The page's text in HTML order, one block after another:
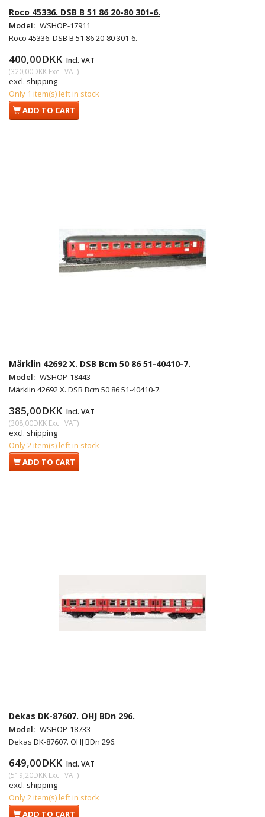
Roco 45336. DSB B 51 86 20-80 301-6.
Model: WSHOP-17911
Roco 45336. DSB B 51 86 20-80 301-6.
400,00DKK Incl. VAT
(320,00DKK Excl. VAT)
excl. shipping
Only 1 item(s) left in stock
ADD TO CART
Märklin 42692 X. DSB Bcm 50 86 51-40410-7.
Model: WSHOP-18443
Märklin 42692 X. DSB Bcm 50 86 51-40410-7.
385,00DKK Incl. VAT
(308,00DKK Excl. VAT)
excl. shipping
Only 2 item(s) left in stock
ADD TO CART
Dekas DK-87607. OHJ BDn 296.
Model: WSHOP-18733
Dekas DK-87607. OHJ BDn 296.
649,00DKK Incl. VAT
(519,20DKK Excl. VAT)
excl. shipping
Only 2 item(s) left in stock
ADD TO CART